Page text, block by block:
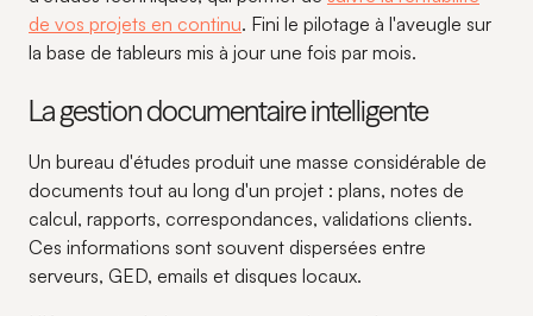
de vos projets en continu. Fini le pilotage à l'aveugle sur
la base de tableurs mis à jour une fois par mois.
La gestion documentaire intelligente
Un bureau d'études produit une masse considérable de
documents tout au long d'un projet : plans, notes de
calcul, rapports, correspondances, validations clients.
Ces informations sont souvent dispersées entre
serveurs, GED, emails et disques locaux.